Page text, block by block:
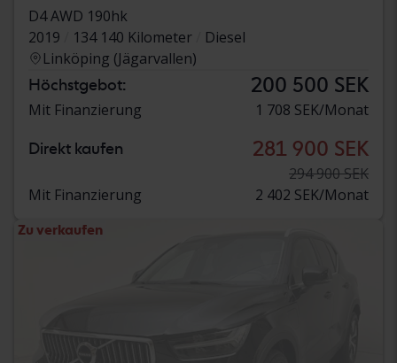
D4 AWD 190hk
2019
134 140 Kilometer
Diesel
Linköping (Jägarvallen)
Höchstgebot: 200 500 SEK
Mit Finanzierung 1 708 SEK/Monat
Direkt kaufen 281 900 SEK
294 900 SEK
Mit Finanzierung
2 402 SEK/Monat
Zu verkaufen